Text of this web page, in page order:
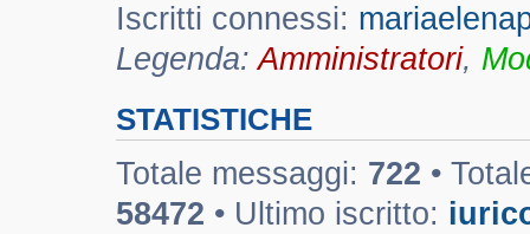
Iscritti connessi:
Legenda:Amministratori,
STATISTICHE
Totale messaggi: 722 •
58472 • Ultimo iscritto: